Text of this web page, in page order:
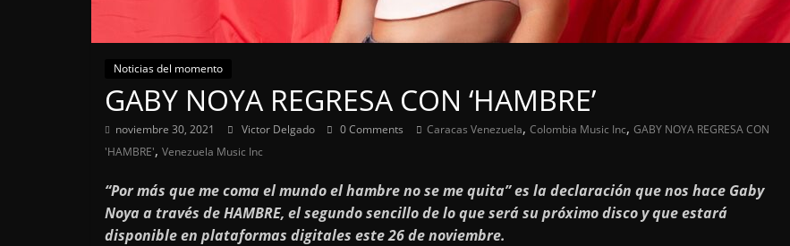
Noticias del momento
GABY NOYA REGRESA CON ‘HAMBRE’
noviembre 30, 2021 Victor Delgado 0 Comments Caracas Venezuela, Colombia Music Inc, GABY NOYA REGRESA CON
'HAMBRE', Venezuela Music Inc
“Por más que me coma el mundo el hambre no se me quita” es la declaración que nos hace Gaby
Noya a través de HAMBRE, el segundo sencillo de lo que será su próximo disco y que estará
disponible en plataformas digitales este 26 de noviembre.